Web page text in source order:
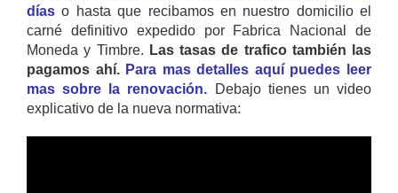
días o hasta que recibamos en nuestro domicilio el
carné definitivo expedido por Fabrica Nacional de
Moneda y Timbre. Las tasas de trafico también las
pagamos ahí. Para mas detalles aquí puedes leer
mas sobre la renovación. Debajo tienes un video
explicativo de la nueva normativa: